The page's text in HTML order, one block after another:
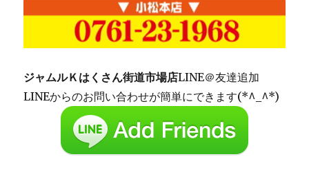
ジャムルＫはくさん街道市場店LINE＠友達追加
LINEからのお問い合わせが簡単にできます(*^_^*)